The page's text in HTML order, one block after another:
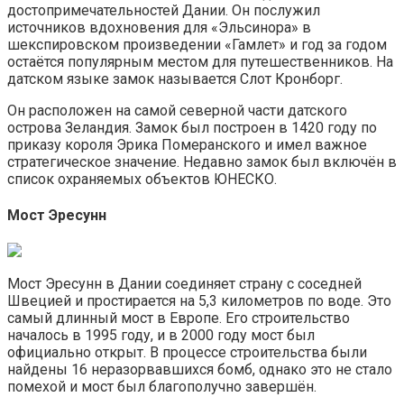
достопримечательностей Дании. Он послужил
источников вдохновения для «Эльсинора» в
шекспировском произведении «Гамлет» и год за годом
остаётся популярным местом для путешественников. На
датском языке замок называется Слот Кронборг.
Он расположен на самой северной части датского
острова Зеландия. Замок был построен в 1420 году по
приказу короля Эрика Померанского и имел важное
стратегическое значение. Недавно замок был включён в
список охраняемых объектов ЮНЕСКО.
Мост Эресунн
Мост Эресунн в Дании соединяет страну с соседней
Швецией и простирается на 5,3 километров по воде. Это
самый длинный мост в Европе. Его строительство
началось в 1995 году, и в 2000 году мост был
официально открыт. В процессе строительства были
найдены 16 неразорвавшихся бомб, однако это не стало
помехой и мост был благополучно завершён.